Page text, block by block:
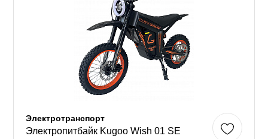
Электротранспорт
Электропитбайк Kugoo Wish 01 SE